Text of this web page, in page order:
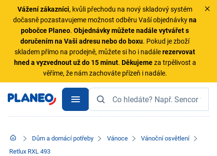
Vážení zákazníci, kvůli přechodu na nový skladový systém
dočasně pozastavujeme možnost odběru Vaší objednávkyna
pobočce Planeo.Objednávky můžete nadále vytvářet s
doručením na Vaši adresu nebo do boxu. Pokud je zboží
skladem přímo na prodejně, můžete si ho i nadálerezervovat
hned a vyzvednout už do 15 minut. Děkujemeza trpělivost a
věříme, že nám zachováte přízeň i nadále.
Dům a domácí potřeby Vánoce
Vánoční osvětlení
Retlux RXL 493